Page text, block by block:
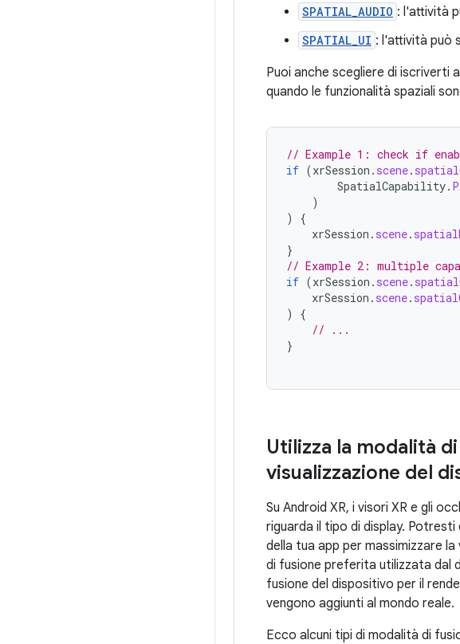
SPATIAL_AUDIO : l'attività
SPATIAL_UI : l'attività può
Puoi anche scegliere di iscriverti
quando le funzionalità spaziali
// Example 1: check if
if (xrSession . scene.
SpatialCapability.
)
)
{
xrSession . scene.
}
// Example 2: multiple
if (xrSession . scene.
xrSession . scene.
)
{
// ...
}
Utilizza la modalità
visualizzazione del
Su Android XR, i visori XR e gli
riguarda il tipo di display.
della tua app per massimizzare
di fusione preferita utilizzata dal
fusione del dispositivo per il
vengono aggiunti al mondo reale.
Ecco alcuni tipi di modalità di